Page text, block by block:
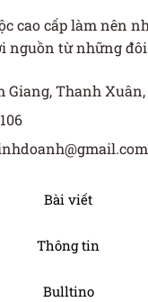
cao cấp làm nên
nguồn từ những
Giang, Thanh
Bài viết
Thông tin
Bulltino